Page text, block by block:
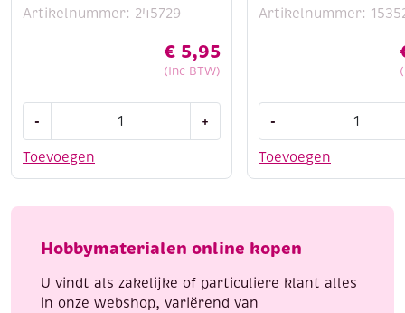
Artikelnummer: 245729
€ 5,95
(Inc BTW)
Toevoegen
-
Kraskaarten,
24x30cm,
aantal
+
Artikelnummer:
Toevoegen
-
schoolverf
assortiment
6
a
Hobbymaterialen online kopen
U vindt als zakelijke of particuliere klant alles
in onze webshop, variërend van